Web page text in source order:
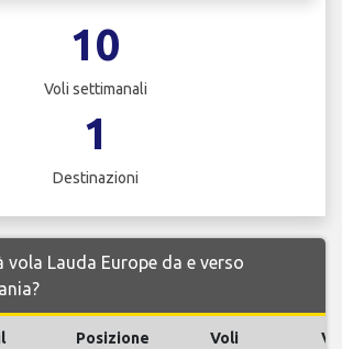
10
Voli settimanali
1
Destinazioni
vola Lauda Europe da e verso
Posizione
Voli